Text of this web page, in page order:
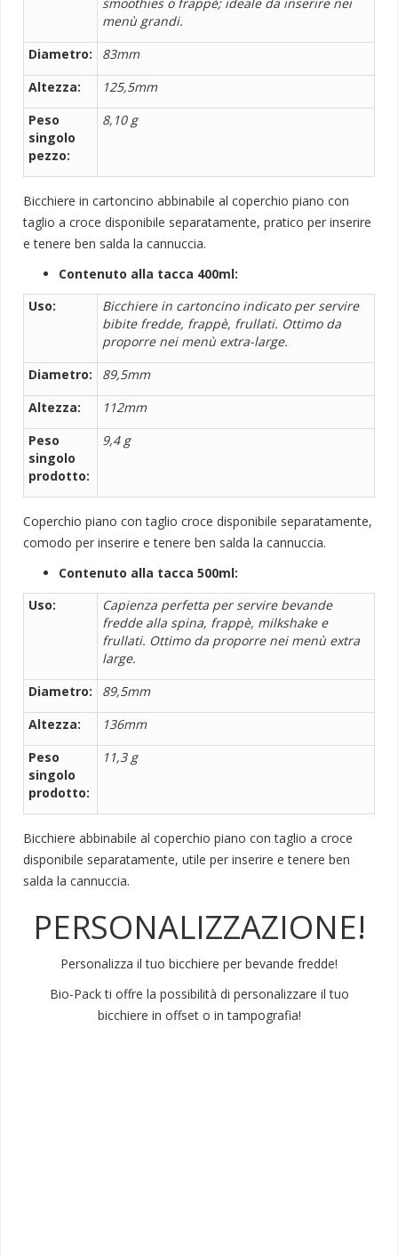
smoothies o frappè; ideale da inserire nei
menù grandi.
Diametro:
83mm
Altezza:
125,5mm
Peso
singolo
pezzo:
8,10 g
Bicchiere in cartoncino abbinabile al coperchio piano con
taglio a croce disponibile separatamente, pratico per inserire
e tenere ben salda la cannuccia.
Contenuto alla tacca 400ml:
Uso:
Bicchiere in cartoncino indicato per servire
bibite fredde, frappè, frullati. Ottimo da
proporre nei menù extra-large.
Diametro:
89,5mm
Altezza:
112mm
Peso
singolo
prodotto:
9,4 g
Coperchio piano con taglio croce disponibile separatamente,
comodo per inserire e tenere ben salda la cannuccia.
Contenuto alla tacca 500ml:
Uso:
Capienza perfetta per servire bevande
fredde alla spina, frappè, milkshake e
frullati. Ottimo da proporre nei menù extra
large.
Diametro:
89,5mm
Altezza:
136mm
Peso
singolo
prodotto:
11,3 g
Bicchiere abbinabile al coperchio piano con taglio a croce
disponibile separatamente, utile per inserire e tenere ben
salda la cannuccia.
PERSONALIZZAZIONE!
Personalizza il tuo bicchiere per bevande fredde!
Bio-Pack ti offre la possibilità di personalizzare il tuo
bicchiere in offset o in tampografia!